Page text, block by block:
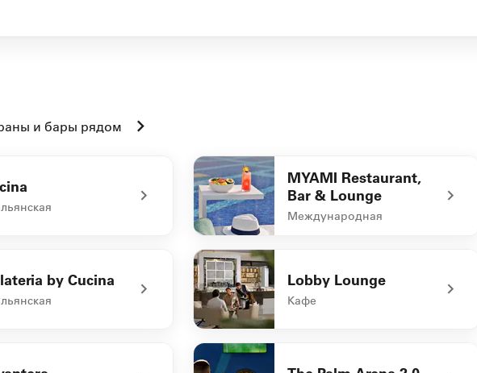
и бары рядом
MYAMI Restaurant,
Bar & Lounge
Международная
undefined MYAMI Restaurant, Bar & Lounge
by Cucina
Cucina
Lobby Lounge
Кафе
undefined Lobby Lounge